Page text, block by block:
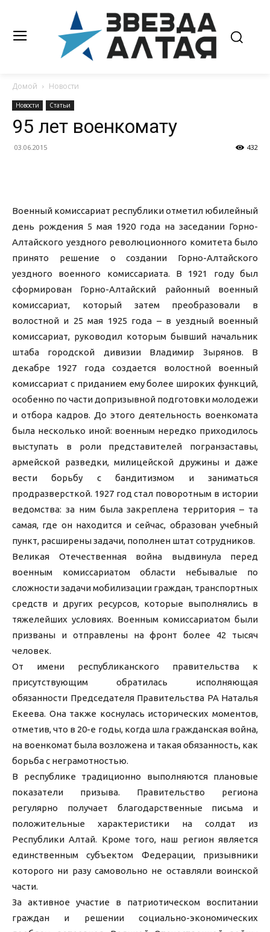
Домой Новости
Новости Статьи
95 лет военкомату
03.06.2015 432
Военный комиссариат республики отметил юбилейный
день рождения 5 мая 1920 года на заседании Горно-
Алтайского уездного революционного комитета было
принято решение о создании Горно-Алтайского
уездного военного комиссариата. В 1921 году был
сформирован Горно-Алтайский районный военный
комиссариат, который затем преобразовали в
волостной и 25 мая 1925 года – в уездный военный
комиссариат, руководил которым бывший начальник
штаба городской дивизии Владимир Зырянов. В
декабре 1927 года создается волостной военный
комиссариат с приданием ему более широких функций,
особенно по части допризывной подготовки молодежи
и отбора кадров. До этого деятельность военкомата
была несколько иной: военным нередко приходилось
выступать в роли представителей погранзаставы,
армейской разведки, милицейской дружины и даже
вести борьбу с бандитизмом и заниматься
продразверсткой. 1927 год стал поворотным в истории
ведомства: за ним была закреплена территория – та
самая, где он находится и сейчас, образован учебный
пункт, расширены задачи, пополнен штат сотрудников.
Великая Отечественная война выдвинула перед
военным комиссариатом области небывалые по
сложности задачи мобилизации граждан, транспортных
средств и других ресурсов, которые выполнялись в
тяжелейших условиях. Военным комиссариатом были
призваны и отправлены на фронт более 42 тысяч
человек.
От имени республиканского правительства к
присутствующим обратилась исполняющая
обязанности Председателя Правительства РА Наталья
Екеева. Она также коснулась исторических моментов,
отметив, что в 20-е годы, когда шла гражданская война,
на военкомат была возложена и такая обязанность, как
борьба с неграмотностью.
В республике традиционно выполняются плановые
показатели призыва. Правительство региона
регулярно получает благодарственные письма и
положительные характеристики на солдат из
Республики Алтай. Кроме того, наш регион является
единственным субъектом Федерации, призывники
которого ни разу самовольно не оставляли воинской
части.
За активное участие в патриотическом воспитании
граждан и решении социально-экономических